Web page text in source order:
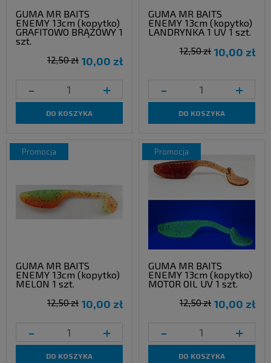
GUMA MR BAITS
ENEMY 13cm (kopytko)
GRAFITOWO BRĄZOWY 1
szt.
10,00 zł
12,50 zł
- +
DO KOSZYKA
GUMA MR BAITS
ENEMY 13cm (kopytko)
LANDRYNKA 1 UV 1 szt.
10,00 zł
12,50 zł
- +
DO KOSZYKA
GUMA MR BAITS
ENEMY 13cm (kopytko)
MELON 1 szt.
10,00 zł
12,50 zł
- +
DO KOSZYKA
promocja
GUMA MR BAITS
ENEMY 13cm (kopytko)
MOTOR OIL UV 1 szt.
10,00 zł
12,50 zł
- +
DO KOSZYKA
promocja